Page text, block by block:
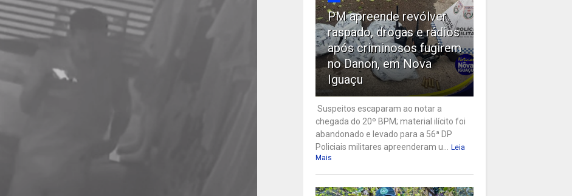
PM apreende revólver
raspado, drogas e rádios
após criminosos fugirem
no Danon, em Nova
Iguaçu
Suspeitos escaparam ao notar a
chegada do 20º BPM; material ilícito foi
abandonado e levado para a 56ª DP
Policiais militares apreenderam u...
Leia
Mais